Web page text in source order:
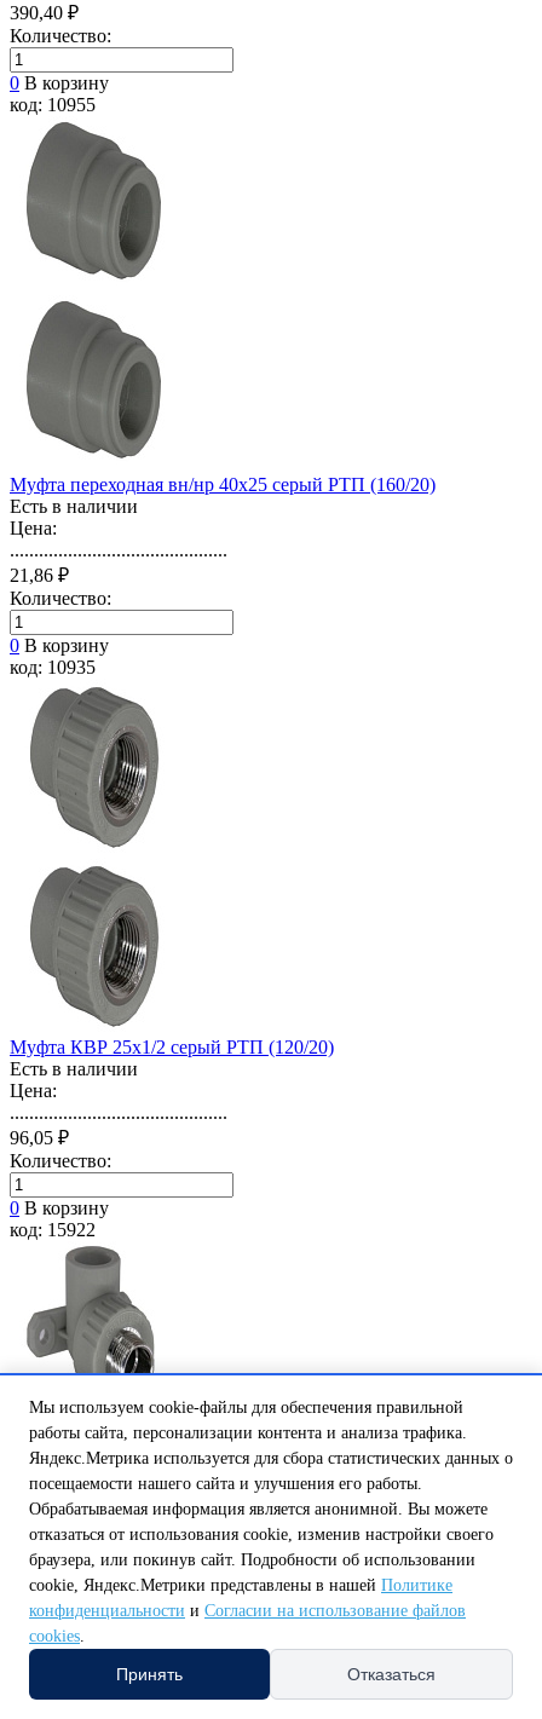
390,40 ₽
Количество:
0 В корзину
код: 10955
Муфта переходная вн/нр 40х25 серый РТП (160/20)
Есть в наличии
Цена:
.............................................
21,86 ₽
Количество:
0 В корзину
код: 10935
Муфта КВР 25х1/2 серый РТП (120/20)
Есть в наличии
Цена:
.............................................
96,05 ₽
Количество:
0 В корзину
код: 15922
Угольник с КРЕПЛЕНИЕМ КНР 25х3/4 серый РТП (60/20)
Есть в наличии
Цена:
.............................................
166,32 ₽
Мы используем cookie-файлы для обеспечения правильной
работы сайта, персонализации контента и анализа трафика.
Яндекс.Метрика используется для сбора статистических данных о
посещаемости нашего сайта и улучшения его работы.
Обрабатываемая информация является анонимной. Вы можете
отказаться от использования cookie, изменив настройки своего
браузера, или покинув сайт. Подробности об использовании
cookie, Яндекс.Метрики представлены в нашей Политике
конфиденциальности и Согласии на использование файлов
cookies.
Принять Отказаться